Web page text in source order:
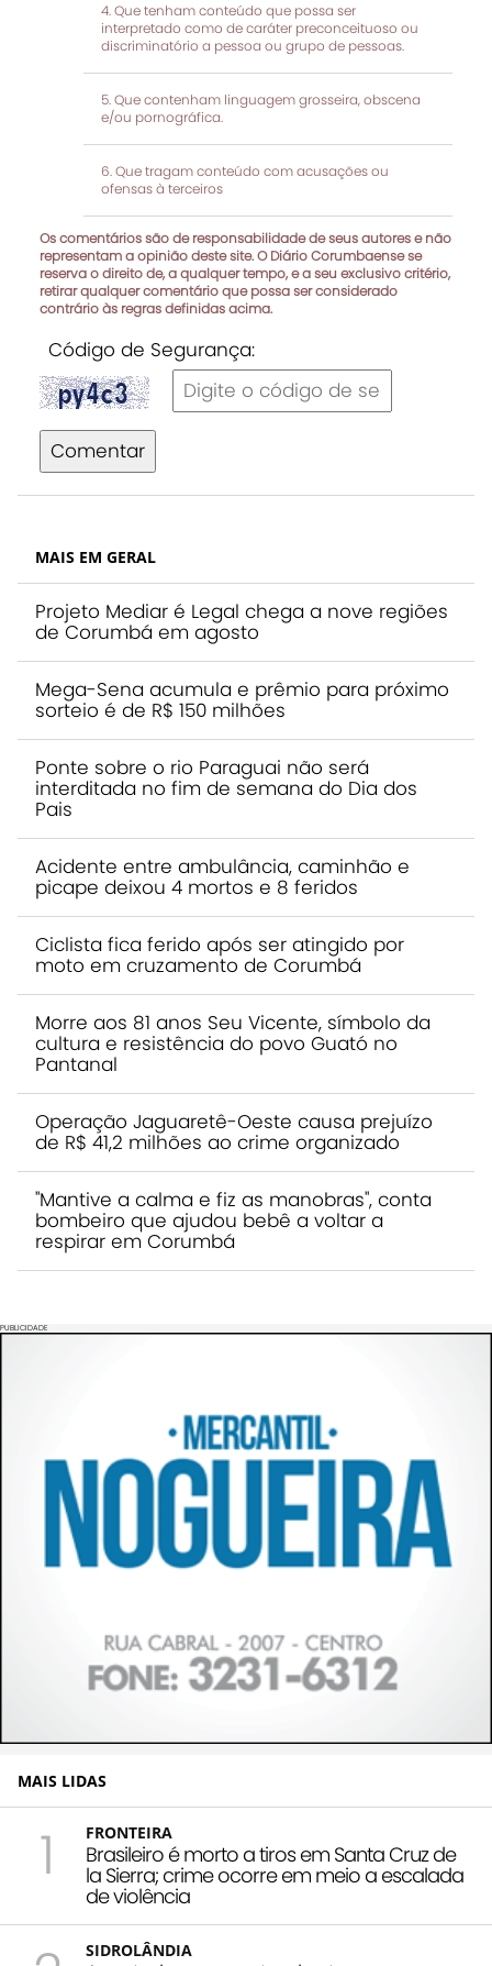
Que tenham conteúdo que possa ser
interpretado como de caráter preconceituoso ou
discriminatório a pessoa ou grupo de pessoas.
Que contenham linguagem grosseira, obscena
e/ou pornográfica.
Que tragam conteúdo com acusações ou
ofensas à terceiros
Os comentários são de responsabilidade de seus autores e não
representam a opinião deste site. O Diário Corumbaense se
reserva o direito de, a qualquer tempo, e a seu exclusivo critério,
retirar qualquer comentário que possa ser considerado
contrário às regras definidas acima.
Código de Segurança:
Comentar
MAIS EM GERAL
Projeto Mediar é Legal chega a nove regiões
de Corumbá em agosto
Mega-Sena acumula e prêmio para próximo
sorteio é de R$ 150 milhões
Ponte sobre o rio Paraguai não será
interditada no fim de semana do Dia dos
Pais
Acidente entre ambulância, caminhão e
picape deixou 4 mortos e 8 feridos
Ciclista fica ferido após ser atingido por
moto em cruzamento de Corumbá
Morre aos 81 anos Seu Vicente, símbolo da
cultura e resistência do povo Guató no
Pantanal
Operação Jaguaretê-Oeste causa prejuízo
de R$ 41,2 milhões ao crime organizado
"Mantive a calma e fiz as manobras", conta
bombeiro que ajudou bebê a voltar a
respirar em Corumbá
PUBLICIDADE
MAIS LIDAS
1 FRONTEIRA
Brasileiro é morto a tiros em Santa Cruz de
la Sierra; crime ocorre em meio a escalada
de violência
SIDROLÂNDIA